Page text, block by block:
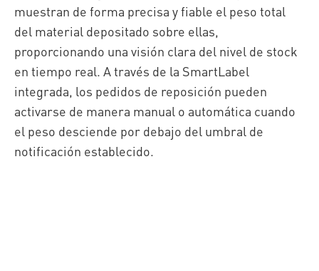
muestran de forma precisa y fiable el peso total
del material depositado sobre ellas,
proporcionando una visión clara del nivel de stock
en tiempo real. A través de la SmartLabel
integrada, los pedidos de reposición pueden
activarse de manera manual o automática cuando
el peso desciende por debajo del umbral de
notificación establecido.